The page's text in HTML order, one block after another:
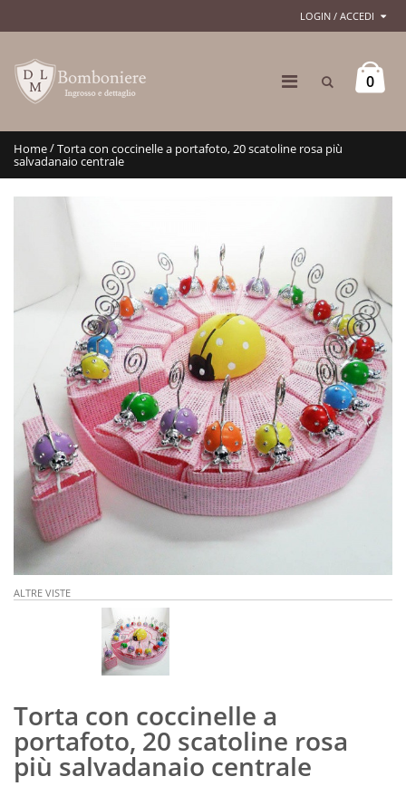
LOGIN / ACCEDI
0
Home/Torta con coccinelle a portafoto, 20 scatoline rosa più
salvadanaio centrale
ALTRE VISTE
Torta con coccinelle a
portafoto, 20 scatoline rosa
più salvadanaio centrale